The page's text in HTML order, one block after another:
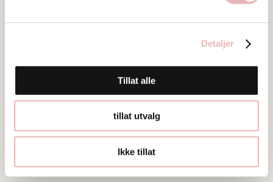
Detaljer
Tillat alle
tillat utvalg
Ikke tillat